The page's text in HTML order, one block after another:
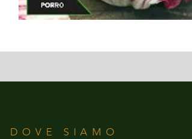
DOVE SIAMO